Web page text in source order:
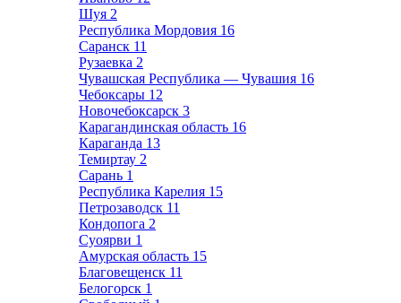
Шуя 2
Республика Мордовия 16
Саранск 11
Рузаевка 2
Чувашская Республика — Чувашия 16
Чебоксары 12
Новочебоксарск 3
Карагандинская область 16
Караганда 13
Темиртау 2
Сарань 1
Республика Карелия 15
Петрозаводск 11
Кондопога 2
Суоярви 1
Амурская область 15
Благовещенск 11
Белогорск 1